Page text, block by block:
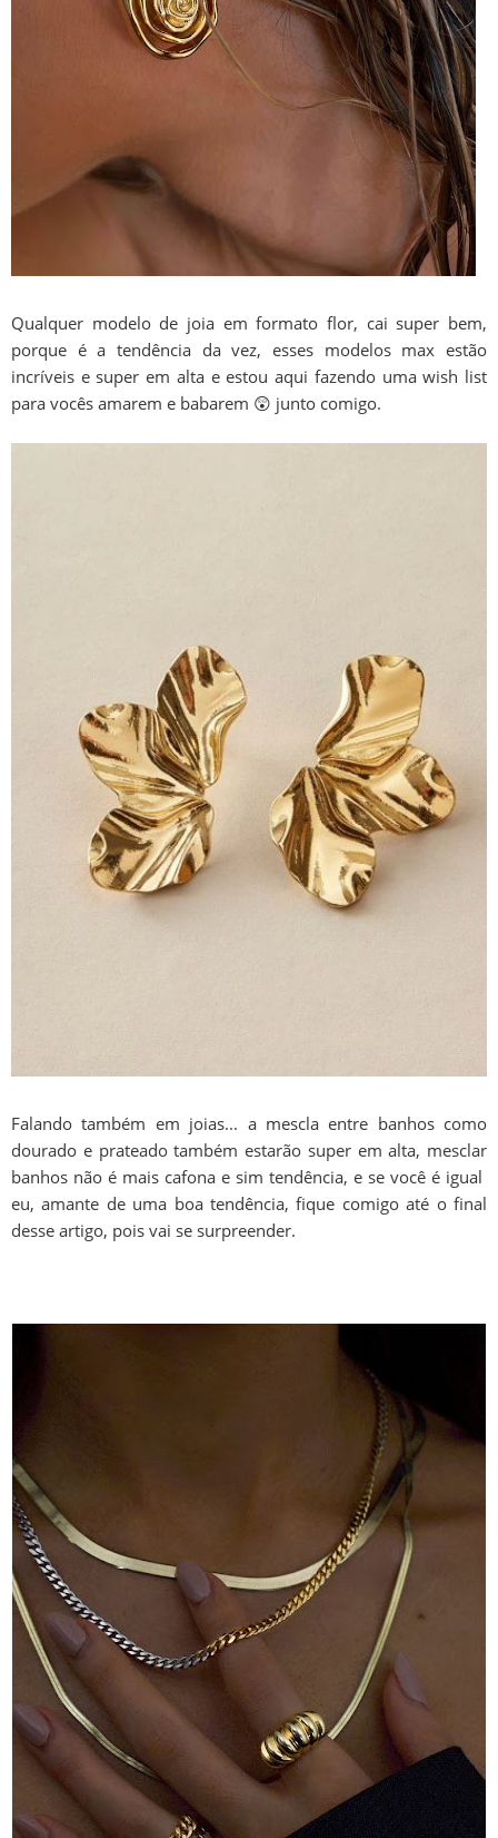
Qualquer modelo de joia em formato flor, cai super bem,
porque é a tendência da vez, esses modelos max estão
incríveis e super em alta e estou aqui fazendo uma wish list
para vocês amarem e babarem 😲 junto comigo.
Falando também em joias... a mescla entre banhos como
dourado e prateado também estarão super em alta, mesclar
banhos não é mais cafona e sim tendência, e se você é igual
eu, amante de uma boa tendência, fique comigo até o final
desse artigo, pois vai se surpreender.